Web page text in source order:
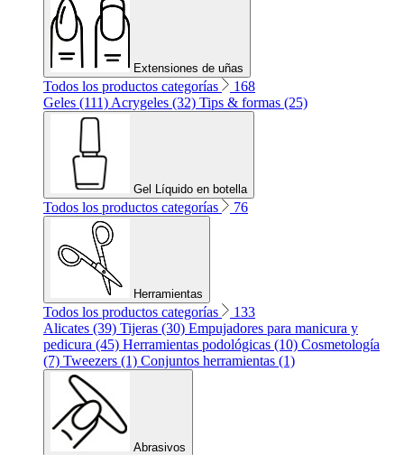
Extensiones de uñas
Todos los productos categorías
168
Geles (111) Acrygeles (32) Tips & formas (25)
Gel Líquido en botella
Todos los productos categorías 76
Herramientas
Todos los productos categorías
133
Alicates (39) Tijeras (30) Empujadores para manicura y
pedicura (45) Herramientas podológicas (10) Cosmetología
(7) Tweezers (1) Conjuntos herramientas (1)
Abrasivos